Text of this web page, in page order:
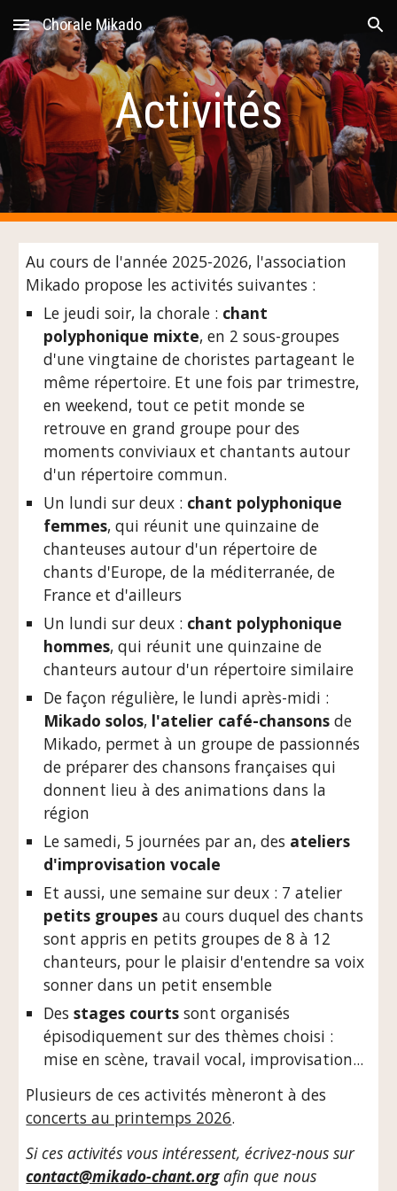
Skip to main content Skip to navigation
Chorale Mikado
Activités
Au cours de l'année 2025-2026, l'association
Mikado propose les activités suivantes :
Le jeudi soir, la chorale : chant
polyphonique mixte, en 2 sous-groupes
d'une vingtaine de choristes partageant le
même répertoire. Et une fois par trimestre,
en weekend, tout ce petit monde se
retrouve en grand groupe pour des
moments conviviaux et chantants autour
d'un répertoire commun.
Un lundi sur deux : chant polyphonique
femmes, qui réunit une quinzaine de
chanteuses autour d'un répertoire de
chants d'Europe, de la méditerranée, de
France et d'ailleurs
Un lundi sur deux : chant polyphonique
hommes, qui réunit une quinzaine de
chanteurs autour d'un répertoire similaire
De façon régulière, le lundi après-midi :
Mikado solos, l'atelier café-chansons de
Mikado, permet à un groupe de passionnés
de préparer des chansons françaises qui
donnent lieu à des animations dans la
région
Le samedi, 5 journées par an, des ateliers
d'improvisation vocale
Et aussi, une semaine sur deux : 7 atelier
petits groupes au cours duquel des chants
sont appris en petits groupes de 8 à 12
chanteurs, pour le plaisir d'entendre sa voix
sonner dans un petit ensemble
Desstages courts sont organisés
épisodiquement sur des thèmes choisi :
mise en scène, travail vocal, improvisation...
Plusieurs de ces activités mèneront à des
concerts au printemps 2026.
Si ces activités vous intéressent, écrivez-nous sur
contact@mikado-chant.orgafin que nous